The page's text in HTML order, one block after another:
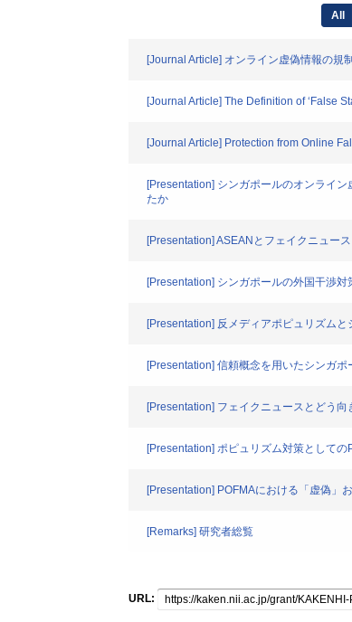
All
[Journal Article] オンライン虚偽情報の規
[Journal Article] The Definition of ‘False
[Journal Article] Protection from Online
[Presentation] シンガポールのオンライ
たか
[Presentation] ASEANとフェイクニュース
[Presentation] シンガポールの外国干渉
[Presentation] 反メディアポピュリズム
[Presentation] 信頼概念を用いたシンガ
[Presentation] フェイクニュースとどう
[Presentation] ポピュリズム対策として
[Presentation] POFMAにおける「虚偽」
[Remarks] 研究者総覧
URL: